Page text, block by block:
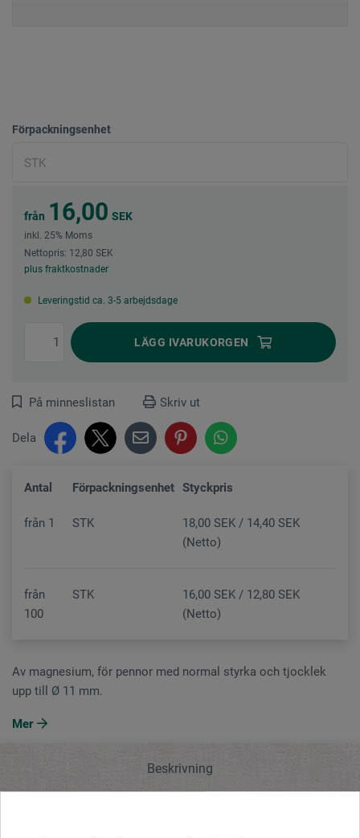
Förpackningsenhet
från 16,00 SEK
inkl. 25% Moms
Nettopris: 12,80 SEK
plus fraktkostnader
Leveringstid ca. 3-5 arbejdsdage
LÄGG IVARUKORGEN
På minneslistan Skriv ut
Dela
Antal Förpackningsenhet Styckpris
från 1 STK
18,00 SEK / 14,40 SEK
(Netto)
från
100
STK
16,00 SEK / 12,80 SEK
(Netto)
Av magnesium, för pennor med normal styrka och tjocklek
upp till Ø 11 mm.
Mer
Beskrivning